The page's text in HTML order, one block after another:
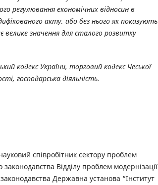
регулювання економічних відносин в
акту, або без нього як показують
велике значення для сталого розвитку
кодекс України, торговий кодекс Чеської
господарська діяльність.
співробітник сектору проблем
законодавства Відділу проблем модернізації
Державна установа “Інститут